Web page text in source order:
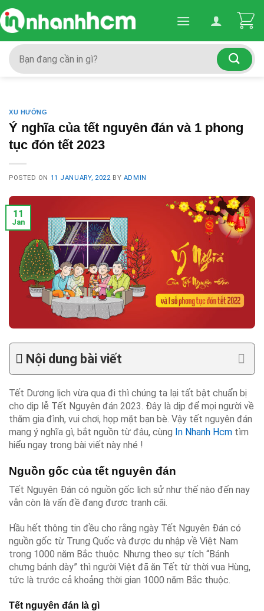
Skip
to
content
Search
for:
XU HƯỚNG
Ý nghĩa của tết nguyên đán và 1 phong
tục đón tết 2023
POSTED ON 11 JANUARY, 2022 BY ADMIN
11
Jan
Nội dung bài viết
Tết Dương lịch vừa qua đi thì chúng ta lại tất bật chuẩn bị
cho dịp lễ Tết Nguyên đán 2023. Đây là dịp để mọi người về
thăm gia đình, vui chơi, họp mặt bạn bè. Vậy tết nguyên đán
mang ý nghĩa gì, bắt nguồn từ đâu, cùng In Nhanh Hcm tìm
hiểu ngay trong bài viết này nhé !
Nguồn gốc của tết nguyên đán
Tết Nguyên Đán có nguồn gốc lịch sử như thế nào đến nay
vẫn còn là vấn đề đang được tranh cãi.
Hầu hết thông tin đều cho rằng ngày Tết Nguyên Đán có
nguồn gốc từ Trung Quốc và được du nhập về Việt Nam
trong 1000 năm Bắc thuộc. Nhưng theo sự tích “Bánh
chưng bánh dày” thì người Việt đã ăn Tết từ thời vua Hùng,
tức là trước cả khoảng thời gian 1000 năm Bắc thuộc.
Tết nguyên đán là gì